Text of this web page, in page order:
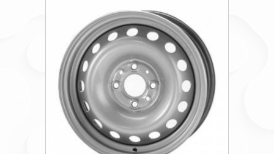
Технические характеристики
Происхождение Импортная